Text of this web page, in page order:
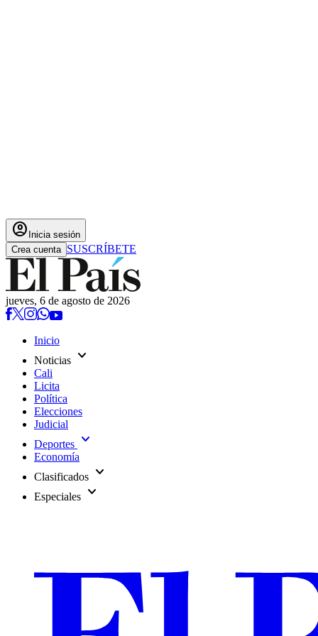
account_circle Inicia sesión
Crea cuenta SUSCRÍBETE
jueves, 6 de agosto de 2026
Inicio
Noticias expand_more
Cali
Licita
Política
Elecciones
Judicial
Deportes expand_more
Economía
Clasificados expand_more
Especiales expand_more